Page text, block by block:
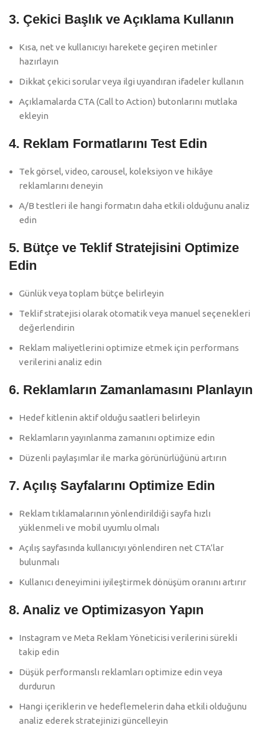
3. Çekici Başlık ve Açıklama Kullanın
Kısa, net ve kullanıcıyı harekete geçiren metinler
hazırlayın
Dikkat çekici sorular veya ilgi uyandıran ifadeler kullanın
Açıklamalarda CTA (Call to Action) butonlarını mutlaka
ekleyin
4. Reklam Formatlarını Test Edin
Tek görsel, video, carousel, koleksiyon ve hikâye
reklamlarını deneyin
A/B testleri ile hangi formatın daha etkili olduğunu analiz
edin
5. Bütçe ve Teklif Stratejisini Optimize
Edin
Günlük veya toplam bütçe belirleyin
Teklif stratejisi olarak otomatik veya manuel seçenekleri
değerlendirin
Reklam maliyetlerini optimize etmek için performans
verilerini analiz edin
6. Reklamların Zamanlamasını Planlayın
Hedef kitlenin aktif olduğu saatleri belirleyin
Reklamların yayınlanma zamanını optimize edin
Düzenli paylaşımlar ile marka görünürlüğünü artırın
7. Açılış Sayfalarını Optimize Edin
Reklam tıklamalarının yönlendirildiği sayfa hızlı
yüklenmeli ve mobil uyumlu olmalı
Açılış sayfasında kullanıcıyı yönlendiren net CTA’lar
bulunmalı
Kullanıcı deneyimini iyileştirmek dönüşüm oranını artırır
8. Analiz ve Optimizasyon Yapın
Instagram ve Meta Reklam Yöneticisi verilerini sürekli
takip edin
Düşük performanslı reklamları optimize edin veya
durdurun
Hangi içeriklerin ve hedeflemelerin daha etkili olduğunu
analiz ederek stratejinizi güncelleyin